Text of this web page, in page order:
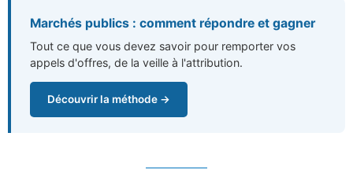
Marchés publics : comment répondre et gagner
Tout ce que vous devez savoir pour remporter vos
appels d'offres, de la veille à l'attribution.
Découvrir la méthode →